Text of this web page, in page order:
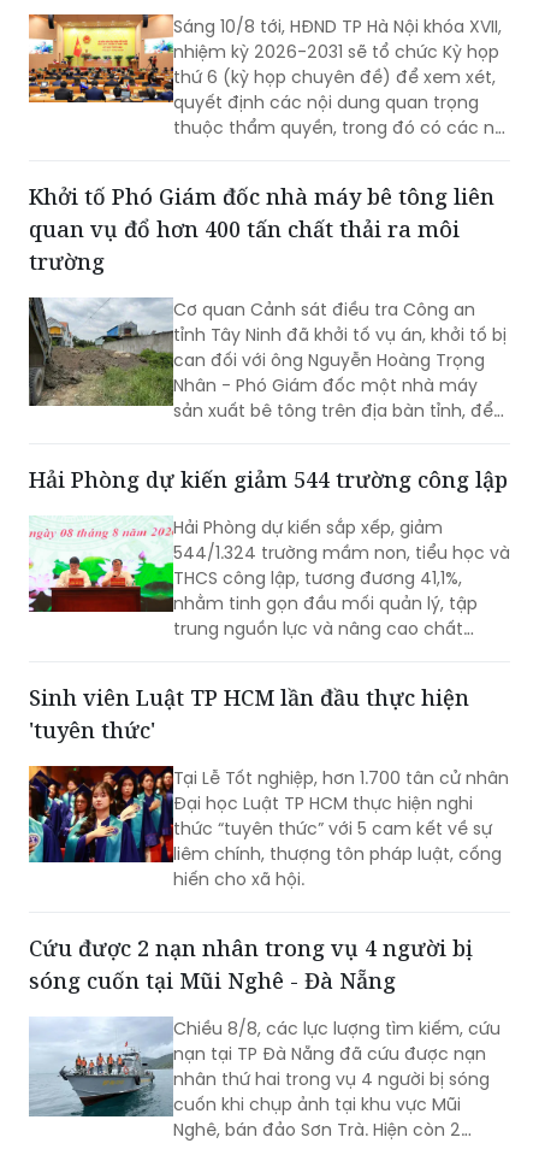
Sáng 10/8 tới, HĐND TP Hà Nội khóa XVII,
nhiệm kỳ 2026-2031 sẽ tổ chức Kỳ họp
thứ 6 (kỳ họp chuyên đề) để xem xét,
quyết định các nội dung quan trọng
thuộc thẩm quyền, trong đó có các nội
Khởi tố Phó Giám đốc nhà máy bê tông liên
quan vụ đổ hơn 400 tấn chất thải ra môi
trường
Cơ quan Cảnh sát điều tra Công an
tỉnh Tây Ninh đã khởi tố vụ án, khởi tố bị
can đối với ông Nguyễn Hoàng Trọng
Nhân - Phó Giám đốc một nhà máy
sản xuất bê tông trên địa bàn tỉnh, để
đến việc đổ, chôn lấp trái phép hơn
400 tấn bê tông thải ra môi trường.
Hải Phòng dự kiến giảm 544 trường công lập
Hải Phòng dự kiến sắp xếp, giảm
544/1.324 trường mầm non, tiểu học và
THCS công lập, tương đương 41,1%,
nhằm tinh gọn đầu mối quản lý, tập
trung nguồn lực và nâng cao chất
Sinh viên Luật TP HCM lần đầu thực hiện
'tuyên thức'
Tại Lễ Tốt nghiệp, hơn 1.700 tân cử nhân
Đại học Luật TP HCM thực hiện nghi
thức “tuyên thức” với 5 cam kết về sự
liêm chính, thượng tôn pháp luật, cống
hiến cho xã hội.
Cứu được 2 nạn nhân trong vụ 4 người bị
sóng cuốn tại Mũi Nghê - Đà Nẵng
Chiều 8/8, các lực lượng tìm kiếm, cứu
nạn tại TP Đà Nẵng đã cứu được nạn
nhân thứ hai trong vụ 4 người bị sóng
cuốn khi chụp ảnh tại khu vực Mũi
Nghê, bán đảo Sơn Trà. Hiện còn 2